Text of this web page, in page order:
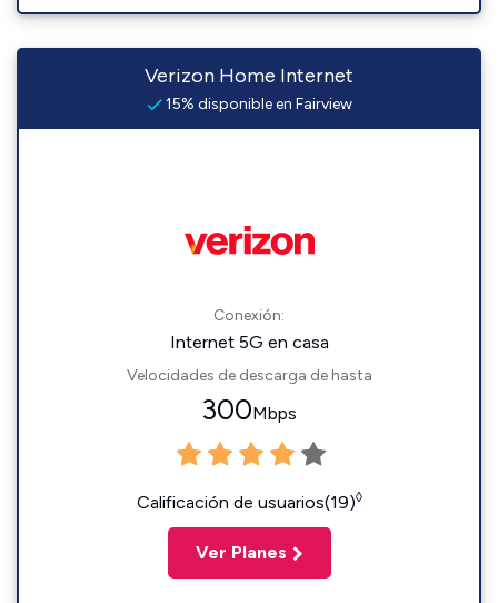
Verizon Home Internet
15% disponible en Fairview
Conexión:
Internet 5G en casa
Velocidades de descarga de hasta
300Mbps
Calificación de usuarios(19)◊
Ver Planes